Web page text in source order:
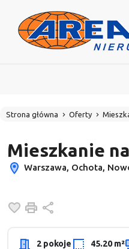
Strona główna Oferty
Mieszkanie
Warszawa, Ochota,
Dodaj do ulubionych
Drukuj
2 pokoje 45.20 m²